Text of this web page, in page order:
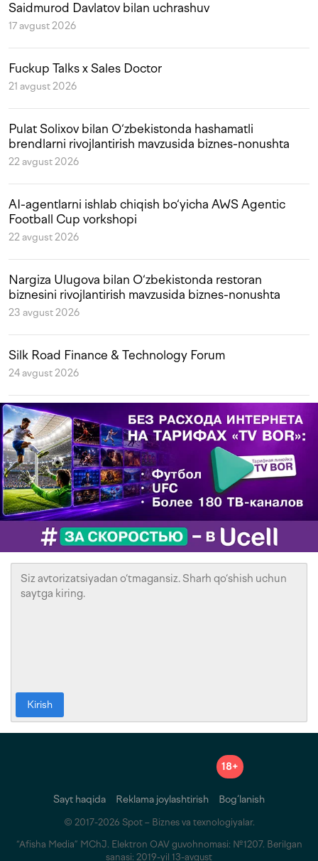
Saidmurod Davlatov bilan uchrashuv
17 avgust 2026
Fuckup Talks x Sales Doctor
21 avgust 2026
Pulat Solixov bilan O‘zbekistonda hashamatli
brendlarni rivojlantirish mavzusida biznes-nonushta
22 avgust 2026
AI-agentlarni ishlab chiqish bo‘yicha AWS Agentic
Football Cup vorkshopi
22 avgust 2026
Nargiza Ulugova bilan O‘zbekistonda restoran
biznesini rivojlantirish mavzusida biznes-nonushta
23 avgust 2026
Silk Road Finance & Technology Forum
24 avgust 2026
Kirish
18+
Sayt haqida Reklama joylashtirish Bog‘lanish
© 2017-2026 Spot – Biznes va texnologiyalar.
“Afisha Media” MChJ. Elektron OAV guvohnomasi: №1207. Berilgan
sanasi: 2019-yil 13-avgust